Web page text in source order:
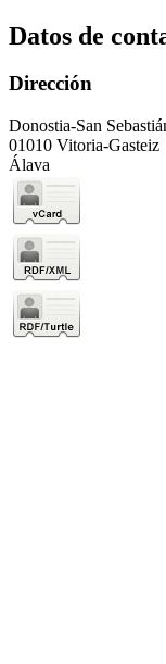
Datos de
Dirección
Donostia-San
01010 Vitoria-Gasteiz
Álava